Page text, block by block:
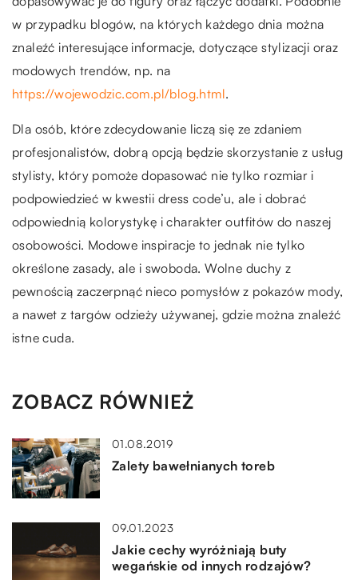
w przypadku blogów, na których każdego dnia można
znaleźć interesujące informacje, dotyczące stylizacji oraz
modowych trendów, np. na
https://wojewodzic.com.pl/blog.html.
Dla osób, które zdecydowanie liczą się ze zdaniem
profesjonalistów, dobrą opcją będzie skorzystanie z usług
stylisty, który pomoże dopasować nie tylko rozmiar i
podpowiedzieć w kwestii dress code’u, ale i dobrać
odpowiednią kolorystykę i charakter outfitów do naszej
osobowości. Modowe inspiracje to jednak nie tylko
określone zasady, ale i swoboda. Wolne duchy z
pewnością zaczerpnąć nieco pomysłów z pokazów mody,
a nawet z targów odzieży używanej, gdzie można znaleźć
istne cuda.
ZOBACZ RÓWNIEŻ
01.08.2019
Zalety bawełnianych toreb
09.01.2023
Jakie cechy wyróżniają buty
wegańskie od innych rodzajów?